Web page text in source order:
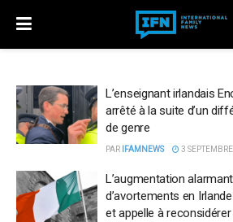
L’enseignant irlandais
arrêté à la suite d’un
de genre
PAR IFAMNEWS 3
L’augmentation
d’avortements en
et appelle à